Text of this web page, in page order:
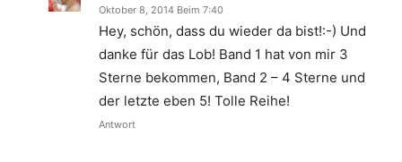
Oktober 8, 2014 Beim 7:40
Hey, schön, dass du wieder da bist!:-) Und
danke für das Lob! Band 1 hat von mir 3
Sterne bekommen, Band 2 – 4 Sterne und
der letzte eben 5! Tolle Reihe!
Antwort